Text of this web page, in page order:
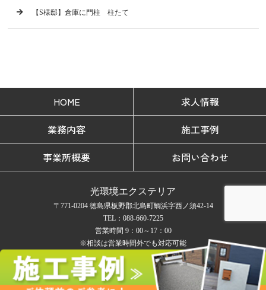
【S様邸】倉庫に門柱 柱たて
HOME
求人情報
業務内容
施工事例
事業所概要
お問い合わせ
光環境エクステリア
〒771-0204 徳島県板野郡北島町鯛浜字西ノ須42-14
TEL：088-660-7225
営業時間 9：00～17：00
※相談は営業時間外でも対応可能
定休日 日曜日 ※お盆とお正月
COPYRIGHT © 光環境エクステリア All rights reserved.